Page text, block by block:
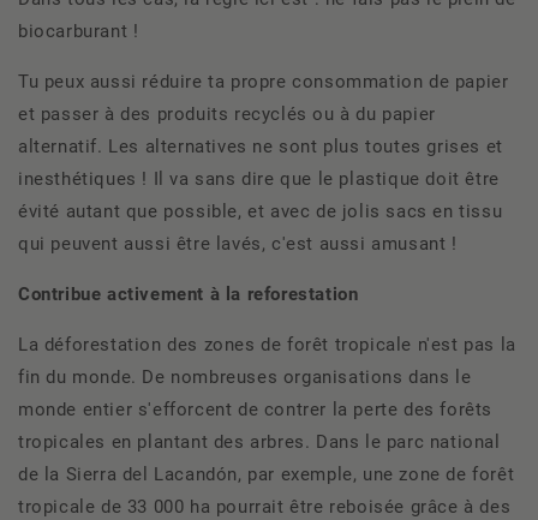
biocarburant !
Tu peux aussi réduire ta propre consommation de papier
et passer à des produits recyclés ou à du papier
alternatif. Les alternatives ne sont plus toutes grises et
inesthétiques ! Il va sans dire que le plastique doit être
évité autant que possible, et avec de jolis sacs en tissu
qui peuvent aussi être lavés, c'est aussi amusant !
Contribue activement à la reforestation
La déforestation des zones de forêt tropicale n'est pas la
fin du monde. De nombreuses organisations dans le
monde entier s'efforcent de contrer la perte des forêts
tropicales en plantant des arbres. Dans le parc national
de la Sierra del Lacandón, par exemple, une zone de forêt
tropicale de 33 000 ha pourrait être reboisée grâce à des